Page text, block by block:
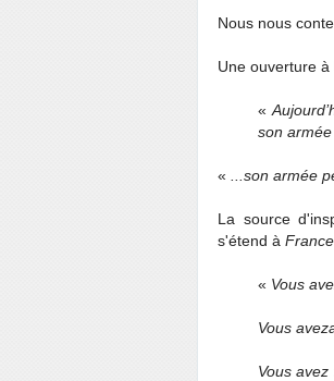
Nous nous
Une ouverture
«
son
« ...son armée
La source
s'étend à
« Vous
Vous
Vous